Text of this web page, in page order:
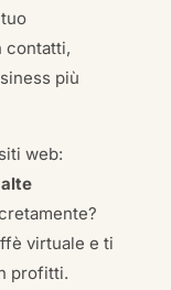
contatti,
più
web:
virtuale e ti
profitti.